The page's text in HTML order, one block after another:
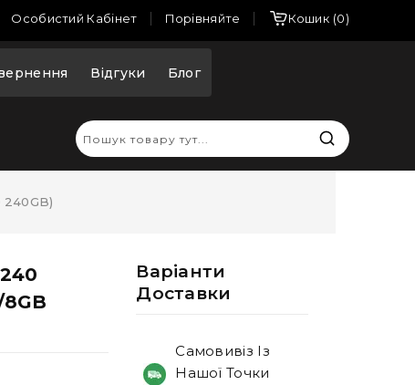
Особистий Кабінет Порівняйте Кошик 0
Відгуки Блог
240GB)
Варiанти
Доставки
Самовивіз Із
Нашої Точки